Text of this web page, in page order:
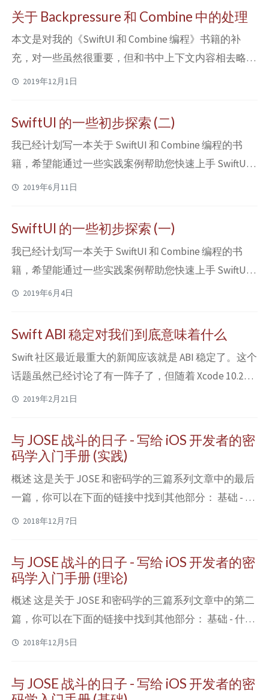
天长大，在被她们的想象力和好奇心折服的同时，也不
可避免地感觉到了自己的“成熟”…嗯，或者直白些，不
可避免地感觉到了自己在变老。 对我来说，2019 年是
很有意思的一年，它是充满“矛盾”的一年。我能...
关于 Backpressure 和 Combine 中的处理
本文是对我的《SwiftUI 和 Combine 编程》书籍的补
充，对一些虽然很重要，但和书中上下文内容相去略
远，或者一些不太适合以书本的篇幅详细展开解释的内
多话题有兴趣的话，可以考虑参阅原书。 Combine 在
API 设计上很多地方都参考了 Rx 系，特别是 RxSwift 的
做法。如果你已经对响应式编程很了...
2019年12月1日
SwiftUI 的一些初步探索 (二)
我已经计划写一本关于 SwiftUI 和 Combine 编程的书
籍，希望能通过一些实践案例帮助您快速上手 SwiftUI
及 Combine 响应式编程框架，掌握下一代客户端 UI 开
右完成。如果您对此有兴趣，可以查看 ObjC 中国的产
品页面了解详情及购买。十分感谢！ 接上一篇继续对
SwiftUI 的教程进行一些解读。 ...
2019年6月11日
SwiftUI 的一些初步探索 (一)
我已经计划写一本关于 SwiftUI 和 Combine 编程的书
籍，希望能通过一些实践案例帮助您快速上手 SwiftUI
及 Combine 响应式编程框架，掌握下一代客户端 UI 开
右完成。如果您对此有兴趣，可以查看 ObjC 中国的产
品页面了解详情及购买。十分感谢！ 总览 如果你想要
入门 SwiftUI 的使用，那 A...
2019年6月4日
Swift ABI 稳定对我们到底意味着什么
Swift 社区最近最重大的新闻应该就是 ABI 稳定了。这个
话题虽然已经讨论了有一阵子了，但随着 Xcode 10.2
beta 的迭代和 Swift 5 的 release 被提上日程，最终 Swift
要做些什么，就变成了一个重要的话题。Apple 在这个
月接连发布了 ABI Stability and More 和 Evolving...
2019年2月21日
与 JOSE 战斗的日子 - 写给 iOS 开发者的密
码学入门手册 (实践)
概述 这是关于 JOSE 和密码学的三篇系列文章中的最后
一篇，你可以在下面的链接中找到其他部分： 基础 - 什
么是 JWT 以及 JOSE 理论 - JOSE 中的签名和验证流程
(本文) 这一篇中，我们会在 JOSE 基础篇和理论篇的知
识架构上，使用 iOS (或者说 Cocoa)...
2018年12月7日
与 JOSE 战斗的日子 - 写给 iOS 开发者的密
码学入门手册 (理论)
概述 这是关于 JOSE 和密码学的三篇系列文章中的第二
篇，你可以在下面的链接中找到其他部分： 基础 - 什么
是 JWT 以及 JOSE 理论 - JOSE 中的签名和验证流程 (本
验证 这一篇中，主要介绍网络传输的密钥的编码和处
理方法，以及进行数字签名和验证的基本流程。我们在
2018年12月5日
与 JOSE 战斗的日子 - 写给 iOS 开发者的密